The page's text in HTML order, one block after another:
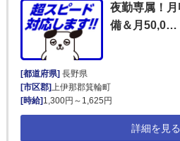
夜勤専属！
備＆月50,0…
[都道府県] 長野県
[市区郡]上伊那郡箕輪町
[時給] 1,300円～1,625円
詳細を見る